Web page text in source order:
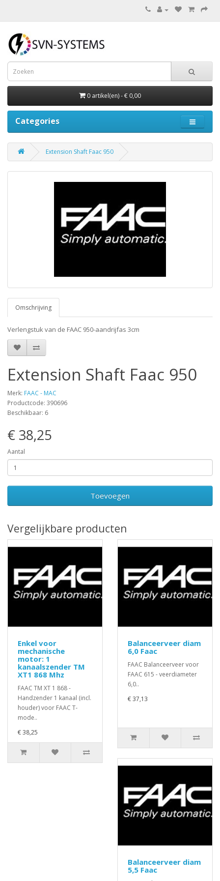
0 artikel(en) - € 0,00
Categories
Extension Shaft Faac 950
Omschrijving
Verlengstuk van de FAAC 950-aandrijfas 3cm
Extension Shaft Faac 950
Merk: FAAC - MAC
Productcode: 390696
Beschikbaar: 6
€ 38,25
Aantal
Toevoegen
Vergelijkbare producten
Enkel voor
mechanische
motor: 1
kanaalszender TM
XT1 868 Mhz
FAAC TM XT 1 868 -
Handzender 1 kanaal (incl.
houder) voor FAAC T-
mode..
€ 38,25
Balanceerveer diam
6,0 Faac
FAAC Balanceerveer voor
FAAC 615 - veerdiameter
6,0..
€ 37,13
Balanceerveer diam
5,5 Faac